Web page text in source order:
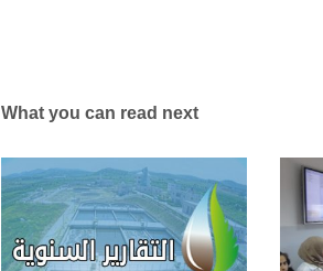
What you can read next